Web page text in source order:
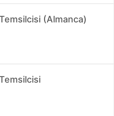
(Almanca)